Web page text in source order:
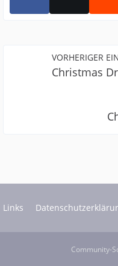
VORHERIGER
Christmas
Links
Community-